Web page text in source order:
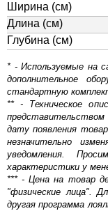
Ширина (см)
Длина (см)
Глубина (см)
* - Используемые на
дополнительное
стандартную
** - Техническое
дату появления
незначительно
уведомления.
характеристики у
*** - Цена на товар
"физические лица".
другая программа